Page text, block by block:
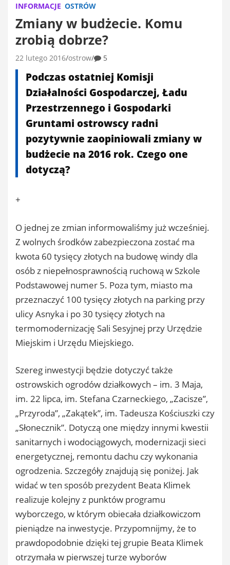
INFORMACJE OSTRÓW
Zmiany w budżecie. Komu
zrobią dobrze?
22 lutego 2016 ostrow 5
Podczas ostatniej Komisji
Działalności Gospodarczej, Ładu
Przestrzennego i Gospodarki
Gruntami ostrowscy radni
pozytywnie zaopiniowali zmiany w
budżecie na 2016 rok. Czego one
dotyczą?
+
O jednej ze zmian informowaliśmy już wcześniej.
Z wolnych środków zabezpieczona zostać ma
kwota 60 tysięcy złotych na budowę windy dla
osób z niepełnosprawnością ruchową w Szkole
Podstawowej numer 5. Poza tym, miasto ma
przeznaczyć 100 tysięcy złotych na parking przy
ulicy Asnyka i po 30 tysięcy złotych na
termomodernizację Sali Sesyjnej przy Urzędzie
Miejskim i Urzędu Miejskiego.
Szereg inwestycji będzie dotyczyć także
ostrowskich ogrodów działkowych – im. 3 Maja,
im. 22 lipca, im. Stefana Czarneckiego, „Zacisze”,
„Przyroda”, „Zakątek”, im. Tadeusza Kościuszki czy
„Słonecznik”. Dotyczą one między innymi kwestii
sanitarnych i wodociągowych, modernizacji sieci
energetycznej, remontu dachu czy wykonania
ogrodzenia. Szczegóły znajdują się poniżej. Jak
widać w ten sposób prezydent Beata Klimek
realizuje kolejny z punktów programu
wyborczego, w którym obiecała działkowiczom
pieniądze na inwestycje. Przypomnijmy, że to
prawdopodobnie dzięki tej grupie Beata Klimek
otrzymała w pierwszej turze wyborów